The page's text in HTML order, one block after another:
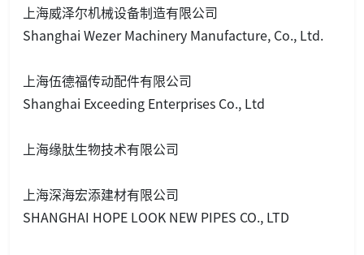
上海威泽尔机械设备制造有限公司
Shanghai Wezer Machinery Manufacture, Co., Ltd.
上海伍德福传动配件有限公司
Shanghai Exceeding Enterprises Co., Ltd
上海缘肽生物技术有限公司
上海深海宏添建材有限公司
SHANGHAI HOPE LOOK NEW PIPES CO., LTD